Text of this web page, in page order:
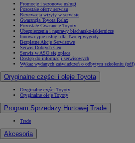
Promocje i sezonowe usługi
Pozostałe oferty serwisu
Rezerwacja wizyty w serwisie
Gwarancja Toyota Relax
Pozostałe Gwarancje Toyoty
Ubezpieczenia i naprawy blacharsko-lakiernicze
Innowacyjne usługi dla Twojej wygody
Bezpłatne Akcje Serwisowe
Serwis Dobrych Cen
Serwis w ASO się opłaca
Dostęp do informacji serwisowych
Wykaz wydanych zaświadczeń o odbytym szkoleniu (pdf)
Oryginalne części i oleje Toyota
Oryginalne części Toyoty
Oryginalne oleje Toyoty
Program Sprzedaży Hurtowej Trade
Trade
Akcesoria